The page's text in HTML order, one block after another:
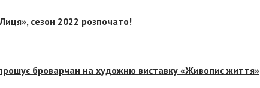
сезон 2022 розпочато!
броварчан на художню виставку «Живопис життя»